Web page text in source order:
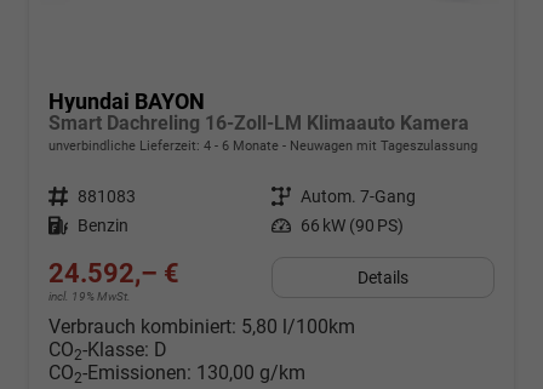
Hyundai BAYON
Smart Dachreling 16-Zoll-LM Klimaauto Kamera
unverbindliche Lieferzeit: 4 - 6 Monate Neuwagen mit Tageszulassung
Fahrzeugnr. 881083 Getriebe Autom. 7-Gang
Kraftstoff Benzin Leistung 66 kW (90 PS)
24.592,– €
incl. 19% MwSt.
Details
Verbrauch kombiniert: 5,80 l/100km
CO2-Klasse: D
CO2-Emissionen: 130,00 g/km